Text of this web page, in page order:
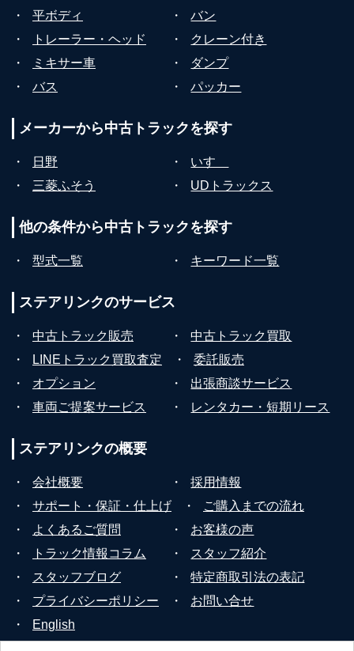
・
平ボディ ・
バン
・
トレーラー・ヘッド ・
クレーン付き
・
ミキサー車 ・
ダンプ
・
バス ・ パッカー
メーカーから中古トラックを探す
・ 日野 ・
いすゞ
・
三菱ふそう ・ UDトラックス
他の条件から中古トラックを探す
・ 型式一覧 ・ キーワード一覧
ステアリンクのサービス
・ 中古トラック販売 ・
中古トラック買取
・
LINEトラック買取査定 ・
委託販売
・
オプション ・
出張商談サービス
・
車両ご提案サービス ・ レンタカー・短期リース
ステアリンクの概要
・ 会社概要 ・
採用情報
・
サポート・保証・仕上げ ・
ご購入までの流れ
・
よくあるご質問 ・
お客様の声
・
トラック情報コラム ・
スタッフ紹介
・
スタッフブログ ・
特定商取引法の表記
・
プライバシーポリシー ・
お問い合せ
・
English